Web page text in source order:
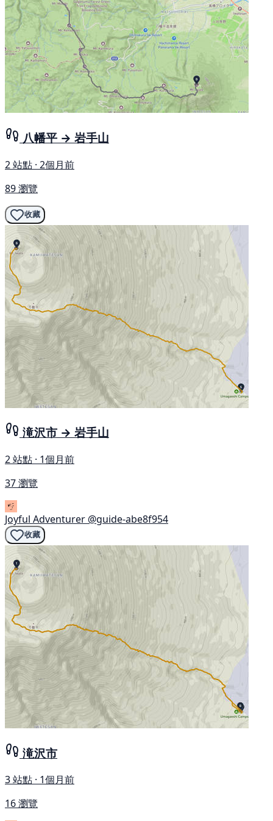
八幡平 → 岩手山
2 站點 · 2個月前
89 瀏覽
收藏
滝沢市 → 岩手山
2 站點 · 1個月前
37 瀏覽
Joyful Adventurer @guide-abe8f954
收藏
滝沢市
3 站點 · 1個月前
16 瀏覽